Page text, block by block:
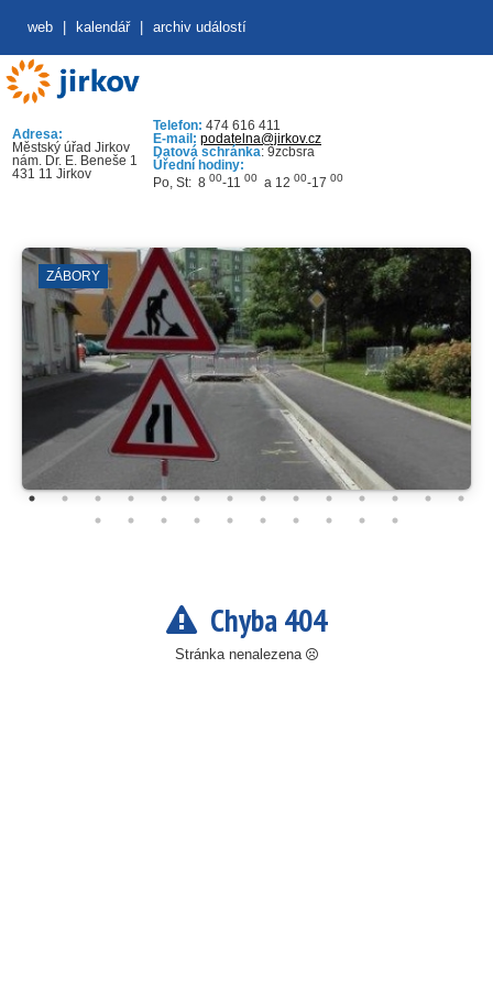
web kalendář archiv událostí
Adresa:
Městský úřad Jirkov
nám. Dr. E. Beneše 1
431 11 Jirkov
Telefon: 474 616 411
E-mail: podatelna@jirkov.cz
Datová schránka: 9zcbsra
Úřední hodiny:
Po, St: 8 00-11 00 a 12 00-17 00
ZÁBORY
Chyba 404
Stránka nenalezena